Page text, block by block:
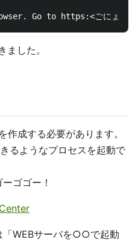
した。
を作成する必要があります。
るようなプロセスを起動で
ゴゴー！
「WEBサーバを○○で起動